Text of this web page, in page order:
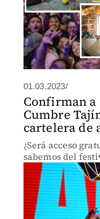
01.03.2023/
Confirman a
Cumbre
cartelera de
¿Será acceso
sabemos del